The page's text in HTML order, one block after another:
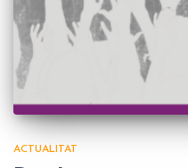
ACTUALITAT